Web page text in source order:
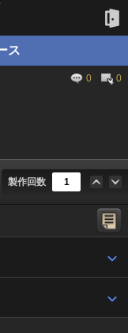
ス
0
0
製作回数